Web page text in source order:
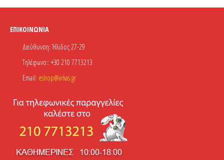
ΕΠΙΚΟΙΝΩΝΊΑ
Διεύθυνση: Ήλιδος 27-29
Τηλέφωνο:: +30 210 7713213
Email: eshop@arkas.gr